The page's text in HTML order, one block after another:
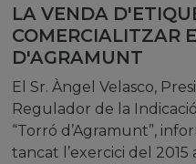
LA VENDA
COMERCIALITZAR
D'AGRAMUNT
El Sr. Àngel Velasco,
Regulador de la
“Torró d’Agramunt”,
tancat l’exercici del